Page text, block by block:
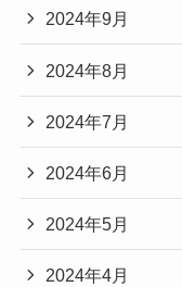
2024年9月
2024年8月
2024年7月
2024年6月
2024年5月
2024年4月